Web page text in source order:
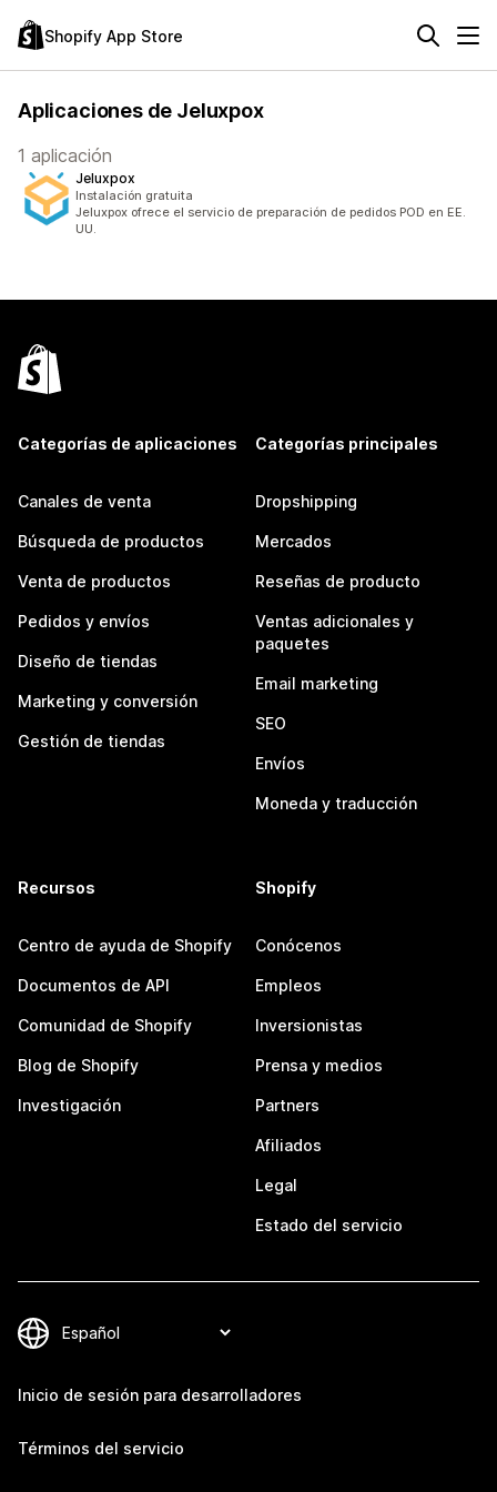
Shopify App Store
Aplicaciones de Jeluxpox
1 aplicación
Jeluxpox
Instalación gratuita
Jeluxpox ofrece el servicio de preparación de pedidos POD en EE.
UU.
Categorías de aplicaciones
Canales de venta
Búsqueda de productos
Venta de productos
Pedidos y envíos
Diseño de tiendas
Marketing y conversión
Gestión de tiendas
Categorías principales
Dropshipping
Mercados
Reseñas de producto
Ventas adicionales y
paquetes
Email marketing
SEO
Envíos
Moneda y traducción
Recursos
Centro de ayuda de Shopify
Documentos de API
Comunidad de Shopify
Blog de Shopify
Investigación
Shopify
Conócenos
Empleos
Inversionistas
Prensa y medios
Partners
Afiliados
Legal
Estado del servicio
Inicio de sesión para desarrolladores
Términos del servicio